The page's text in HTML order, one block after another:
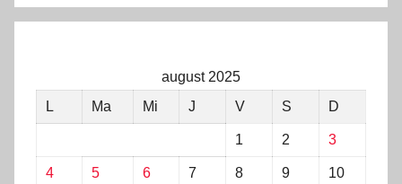
august 2025
L
Ma Mi J V S D
1 2 3
4 5 6 7 8 9 10